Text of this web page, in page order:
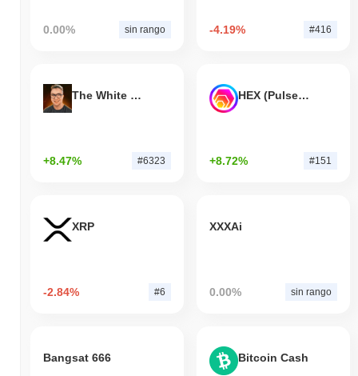
0.00% sin rango -4.19% #416
The White Bull
+8.47% #6323
HEX (Pulsechain)
+8.72% #151
XRP
-2.84% #6
XXXAi
0.00% sin rango
Bangsat 666 Bitcoin Cash